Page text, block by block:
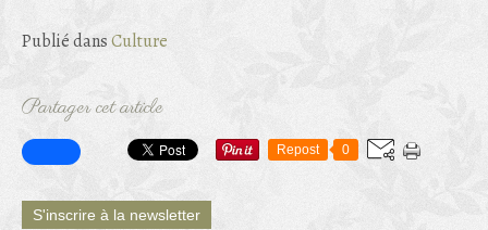
Publié dansCulture
Partager cet article
Repost 0
S'inscrire à la newsletter